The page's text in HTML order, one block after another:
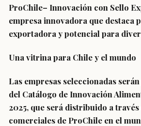
ProChile– Innovación con Sello
empresa innovadora que destaca
exportadora y potencial para
Una vitrina para Chile y el mundo
Las empresas seleccionadas
del Catálogo de Innovación
2025, que será distribuido a través
comerciales de ProChile en el